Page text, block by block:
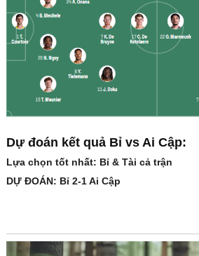
Dự đoán kết quả Bỉ vs Ai Cập:
Lựa chọn tốt nhất: Bỉ & Tài cả trận
DỰ ĐOÁN: Bỉ 2-1 Ai Cập